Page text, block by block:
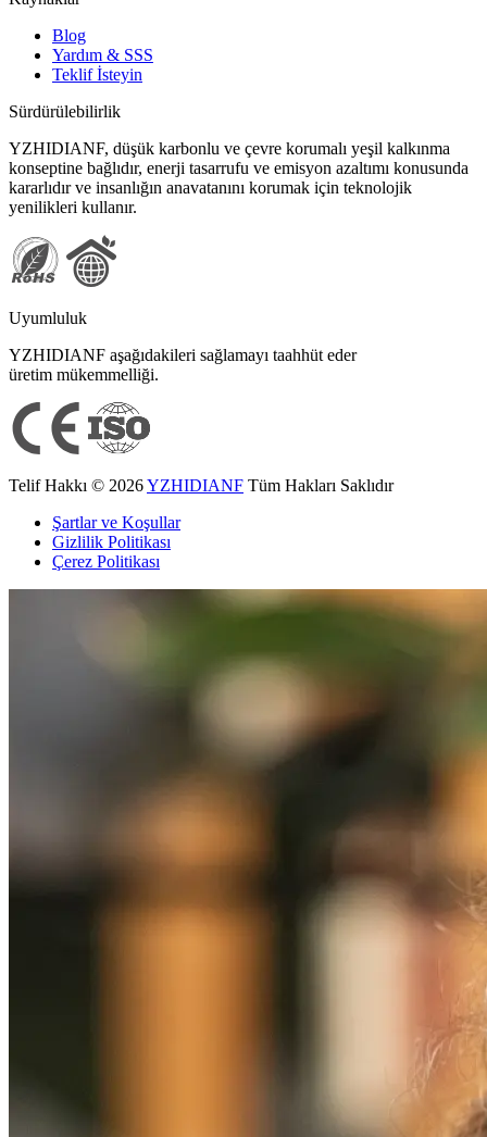
Blog
Yardım & SSS
Teklif İsteyin
Sürdürülebilirlik
YZHIDIANF, düşük karbonlu ve çevre korumalı yeşil kalkınma
konseptine bağlıdır, enerji tasarrufu ve emisyon azaltımı konusunda
kararlıdır ve insanlığın anavatanını korumak için teknolojik
yenilikleri kullanır.
Uyumluluk
YZHIDIANF aşağıdakileri sağlamayı taahhüt eder
üretim mükemmelliği.
Telif Hakkı © 2026YZHIDIANF Tüm Hakları Saklıdır
Şartlar ve Koşullar
Gizlilik Politikası
Çerez Politikası